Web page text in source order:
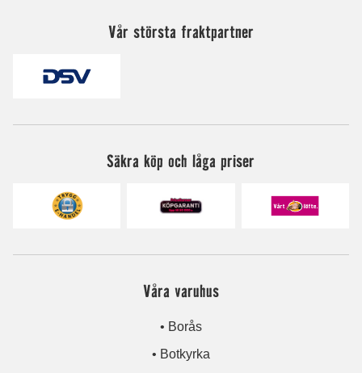
Vår största fraktpartner
Säkra köp och låga priser
Våra varuhus
• Borås
• Botkyrka